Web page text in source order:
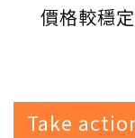
價格較穩
Take